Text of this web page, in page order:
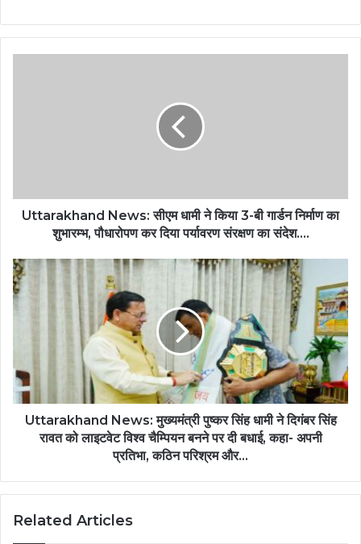
Uttarakhand News: सीएम धामी ने किया 3-बी गार्डन निर्माण का
शुभारम्भ, पौधारोपण कर दिया पर्यावरण संरक्षण का संदेश....
Uttarakhand News: मुख्यमंत्री पुष्कर सिंह धामी ने दिगंबर सिंह
रावत को लाइटवेट विश्व चैम्पियन बनने पर दी बधाई, कहा- अपनी
प्रतिभा, कठिन परिश्रम और…
Related Articles